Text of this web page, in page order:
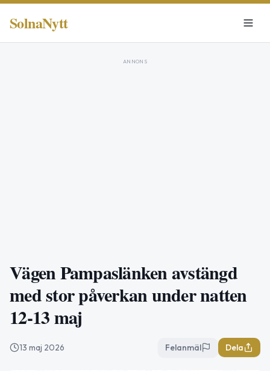
SolnaNytt
ANNONS
Vägen Pampaslänken avstängd
med stor påverkan under natten
12-13 maj
13 maj 2026 Felanmäl Dela